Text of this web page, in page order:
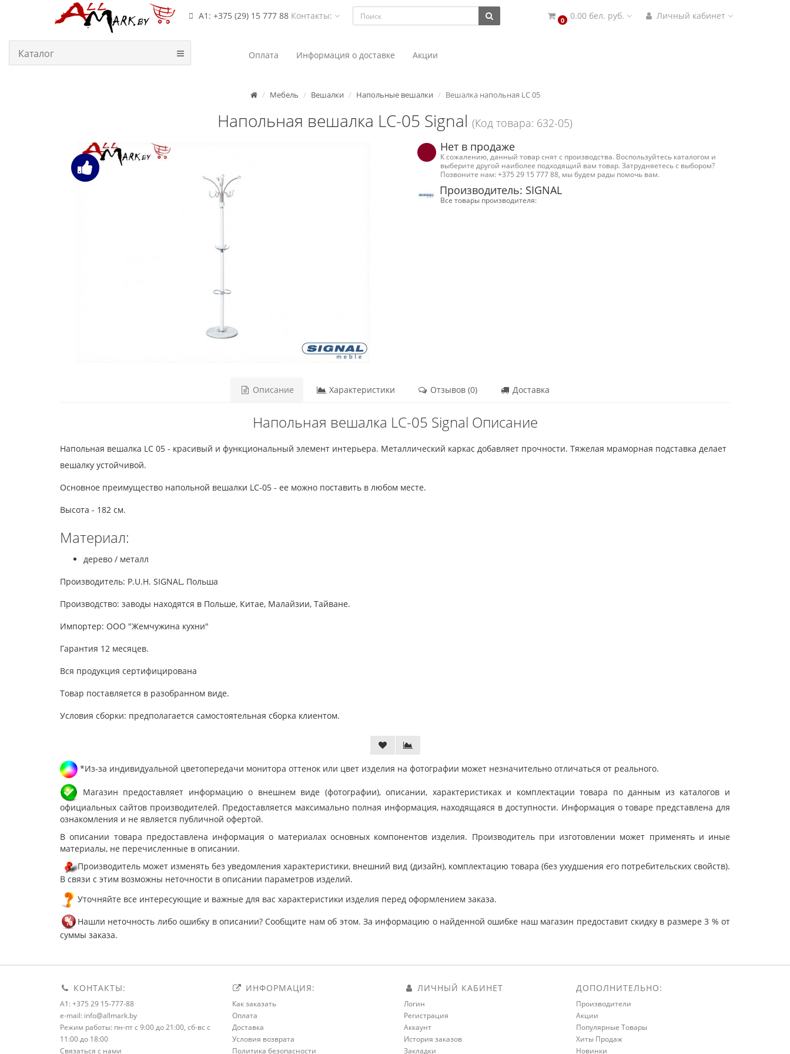
А1: +375 (29) 15 777 88 Контакты: 0 0.00 бел. руб. Личный кабинет
Каталог Оплата Информация о доставке Акции
Мебель Вешалки Напольные вешалки Вешалка напольная LC 05
Напольная вешалка LC-05 Signal (Код товара: 632-05)
Нет в продаже
К сожалению, данный товар снят с производства. Воспользуйтесь каталогом и
выберите другой наиболее подходящий вам товар. Затрудняетесь с выбором?
Позвоните нам: +375 29 15 777 88, мы будем рады помочь вам.
Производитель: SIGNAL
Все товары производителя:
Описание Характеристики Отзывов (0) Доставка
Напольная вешалка LC-05 Signal Описание
Напольная вешалка LC 05 - красивый и функциональный элемент интерьера. Металлический каркас добавляет прочности. Тяжелая мраморная подставка делает
вешалку устойчивой.
Основное преимущество напольной вешалки LC-05 - ее можно поставить в любом месте.
Высота - 182 см.
Материал:
дерево / металл
Производитель: P.U.H. SIGNAL, Польша
Производство: заводы находятся в Польше, Китае, Малайзии, Тайване.
Импортер: ООО "Жемчужина кухни"
Гарантия 12 месяцев.
Вся продукция сертифицирована
Товар поставляется в разобранном виде.
Условия сборки: предполагается самостоятельная сборка клиентом.
*Из-за индивидуальной цветопередачи монитора оттенок или цвет изделия на фотографии может незначительно отличаться от реального.
Магазин предоставляет информацию о внешнем виде (фотографии), описании, характеристиках и комплектации товара по данным из каталогов и
официальных сайтов производителей. Предоставляется максимально полная информация, находящаяся в доступности. Информация о товаре представлена для
ознакомления и не является публичной офертой.
В описании товара предоставлена информация о материалах основных компонентов изделия. Производитель при изготовлении может применять и иные
материалы, не перечисленные в описании.
Производитель может изменять без уведомления характеристики, внешний вид (дизайн), комплектацию товара (без ухудшения его потребительских свойств).
В связи с этим возможны неточности в описании параметров изделий.
Уточняйте все интересующие и важные для вас характеристики изделия перед оформлением заказа.
Нашли неточность либо ошибку в описании? Сообщите нам об этом. За информацию о найденной ошибке наш магазин предоставит скидку в размере 3 % от
суммы заказа.
КОНТАКТЫ:
A1: +375 29 15-777-88
e-mail: info@allmark.by
Режим работы: пн-пт с 9:00 до 21:00, сб-вс с
11:00 до 18:00
Связаться с нами
ИНФОРМАЦИЯ:
Как заказать
Оплата
Доставка
Условия возврата
Политика безопасности
ЛИЧНЫЙ КАБИНЕТ
Логин
Регистрация
Аккаунт
История заказов
Закладки
ДОПОЛНИТЕЛЬНО:
Производители
Акции
Популярные Товары
Хиты Продаж
Новинки